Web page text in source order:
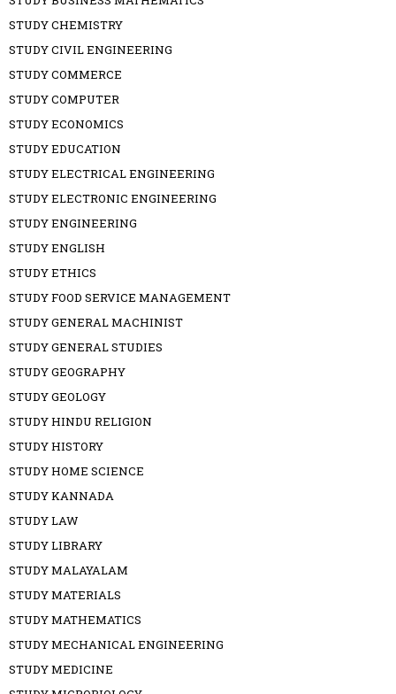
STUDY CHEMISTRY
STUDY CIVIL ENGINEERING
STUDY COMMERCE
STUDY COMPUTER
STUDY ECONOMICS
STUDY EDUCATION
STUDY ELECTRICAL ENGINEERING
STUDY ELECTRONIC ENGINEERING
STUDY ENGINEERING
STUDY ENGLISH
STUDY ETHICS
STUDY FOOD SERVICE MANAGEMENT
STUDY GENERAL MACHINIST
STUDY GENERAL STUDIES
STUDY GEOGRAPHY
STUDY GEOLOGY
STUDY HINDU RELIGION
STUDY HISTORY
STUDY HOME SCIENCE
STUDY KANNADA
STUDY LAW
STUDY LIBRARY
STUDY MALAYALAM
STUDY MATERIALS
STUDY MATHEMATICS
STUDY MECHANICAL ENGINEERING
STUDY MEDICINE